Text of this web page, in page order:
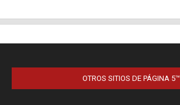
OTROS SITIOS DE PÁGINA 5™